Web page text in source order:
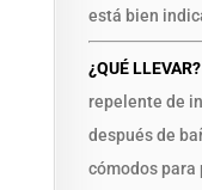
está bien
¿QUÉ LLEVAR?
repelente de
después de
cómodos para